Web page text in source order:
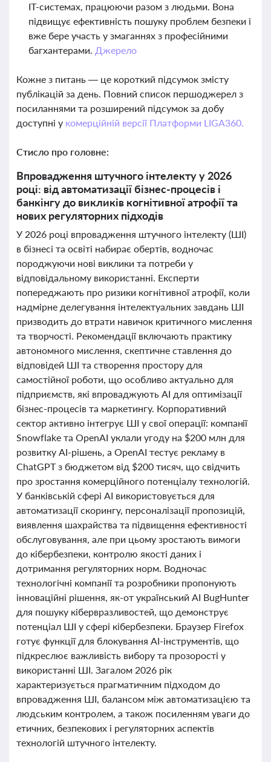
ІТ-системах, працюючи разом з людьми. Вона
підвищує ефективність пошуку проблем безпеки і
вже бере участь у змаганнях з професійними
багхантерами. Джерело
Кожне з питань — це короткий підсумок змісту
публікацій за день. Повний список першоджерел з
посиланнями та розширений підсумок за добу
доступні у комерційній версії Платформи LIGA360.
Стисло про головне:
Впровадження штучного інтелекту у 2026
році: від автоматизації бізнес-процесів і
банкінгу до викликів когнітивної атрофії та
нових регуляторних підходів
У 2026 році впровадження штучного інтелекту (ШІ)
в бізнесі та освіті набирає обертів, водночас
породжуючи нові виклики та потреби у
відповідальному використанні. Експерти
попереджають про ризики когнітивної атрофії, коли
надмірне делегування інтелектуальних завдань ШІ
призводить до втрати навичок критичного мислення
та творчості. Рекомендації включають практику
автономного мислення, скептичне ставлення до
відповідей ШІ та створення простору для
самостійної роботи, що особливо актуально для
підприємств, які впроваджують AI для оптимізації
бізнес-процесів та маркетингу. Корпоративний
сектор активно інтегрує ШІ у свої операції: компанії
Snowflake та OpenAI уклали угоду на $200 млн для
розвитку AI-рішень, а OpenAI тестує рекламу в
ChatGPT з бюджетом від $200 тисяч, що свідчить
про зростання комерційного потенціалу технологій.
У банківській сфері AI використовується для
автоматизації скорингу, персоналізації пропозицій,
виявлення шахрайства та підвищення ефективності
обслуговування, але при цьому зростають вимоги
до кібербезпеки, контролю якості даних і
дотримання регуляторних норм. Водночас
технологічні компанії та розробники пропонують
інноваційні рішення, як-от український AI BugHunter
для пошуку кібервразливостей, що демонструє
потенціал ШІ у сфері кібербезпеки. Браузер Firefox
готує функції для блокування AI-інструментів, що
підкреслює важливість вибору та прозорості у
використанні ШІ. Загалом 2026 рік
характеризується прагматичним підходом до
впровадження ШІ, балансом між автоматизацією та
людським контролем, а також посиленням уваги до
етичних, безпекових і регуляторних аспектів
технологій штучного інтелекту.